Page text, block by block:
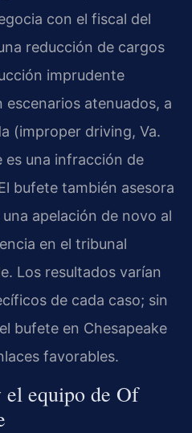
con el fiscal del
reducción de cargos
imprudente
atenuados, a
(improper driving, Va.
es una infracción de
bufete también asesora
apelación de novo al
en el tribunal
Los resultados varían
de cada caso; sin
bufete en Chesapeake
favorables.
el equipo de Of